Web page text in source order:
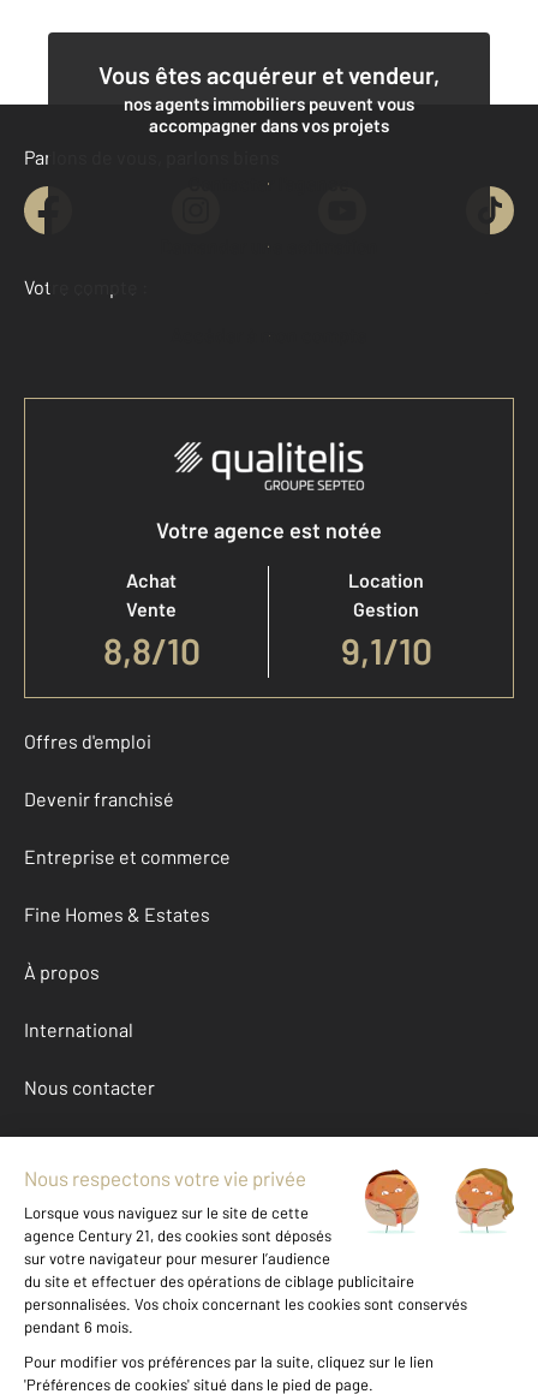
Vous êtes acquéreur et vendeur,
nos agents immobiliers peuvent vous
accompagner dans vos projets
Contacter l'agence
Demander une estimation
Parlons de vous, parlons biens
Votre compte :
Accéder à mon compte
Votre agence est notée
Achat
Vente
8,8/10
Location
Gestion
9,1/10
Offres d'emploi
Devenir franchisé
Entreprise et commerce
Fine Homes & Estates
À propos
International
Nous contacter
Mentions légales & CGU et Barèmes d'honoraires
Données personnelles
Gestionnaire des cookies
Achat maison autour de MOUROUX (77120)